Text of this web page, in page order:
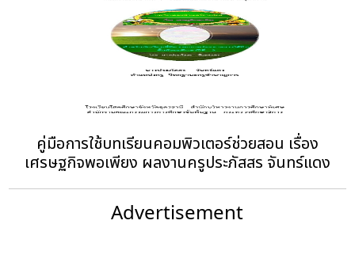
คู่มือการใช้บทเรียนคอมพิวเตอร์ช่วยสอน เรื่อง
เศรษฐกิจพอเพียง ผลงานครูประภัสสร จันทร์แดง
Advertisement